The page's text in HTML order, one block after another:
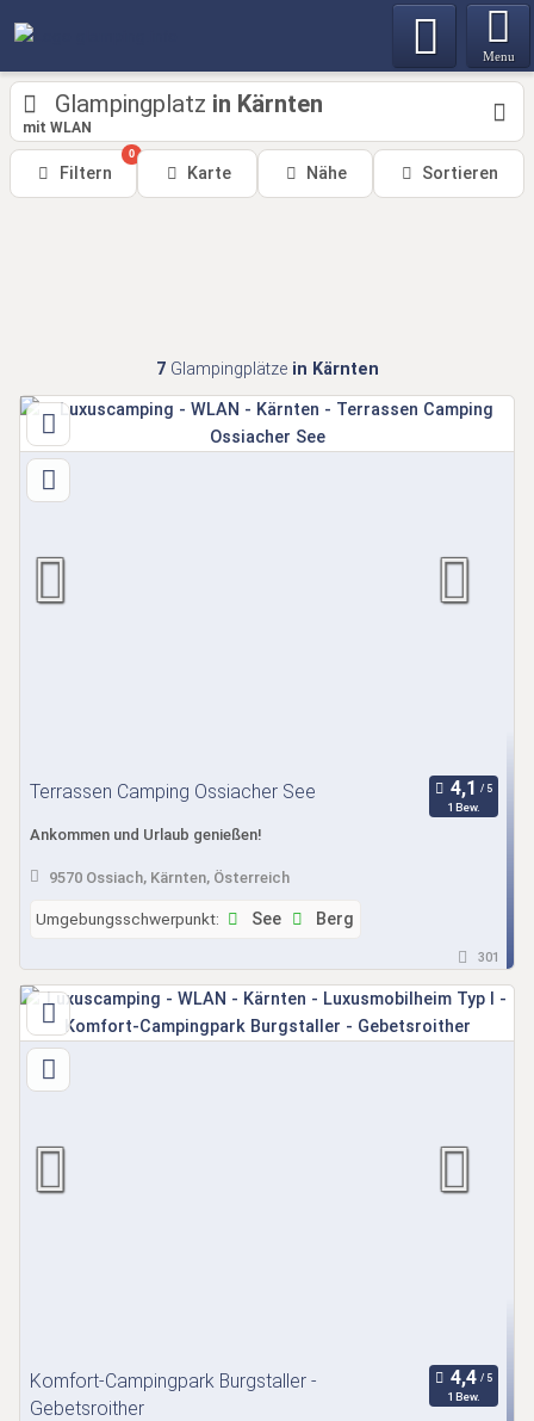
Menu
Glampingplatz in Kärnten
mit WLAN
Filtern
0
Karte Nähe Sortieren
7Glampingplätze in Kärnten
Terrassen Camping Ossiacher See
1 Bew.
Ankommen und Urlaub genießen!
9570 Ossiach, Kärnten, Österreich
Umgebungsschwerpunkt: See Berg
301
Komfort-Campingpark Burgstaller -
Gebetsroither
1 Bew.